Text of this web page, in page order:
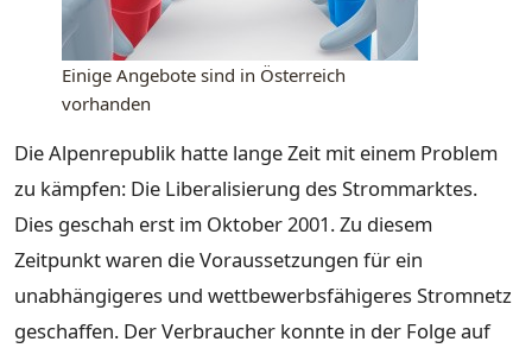
Einige Angebote sind in Österreich
vorhanden
Die Alpenrepublik hatte lange Zeit mit einem Problem
zu kämpfen: Die Liberalisierung des Strommarktes.
Dies geschah erst im Oktober 2001. Zu diesem
Zeitpunkt waren die Voraussetzungen für ein
unabhängigeres und wettbewerbsfähigeres Stromnetz
geschaffen. Der Verbraucher konnte in der Folge auf